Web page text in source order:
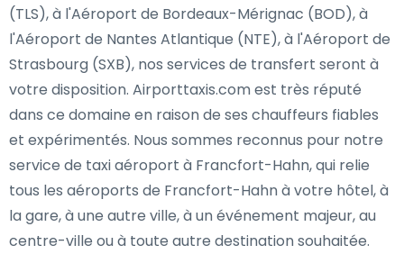
(TLS), à l'Aéroport de Bordeaux-Mérignac (BOD), à
l'Aéroport de Nantes Atlantique (NTE), à l'Aéroport de
Strasbourg (SXB), nos services de transfert seront à
votre disposition. Airporttaxis.com est très réputé
dans ce domaine en raison de ses chauffeurs fiables
et expérimentés. Nous sommes reconnus pour notre
service de taxi aéroport à Francfort-Hahn, qui relie
tous les aéroports de Francfort-Hahn à votre hôtel, à
la gare, à une autre ville, à un événement majeur, au
centre-ville ou à toute autre destination souhaitée.